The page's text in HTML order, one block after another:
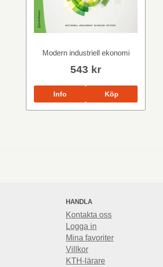
Modern industriell ekonomi
543 kr
Info Köp
HANDLA
Kontakta oss
Logga in
Mina favoriter
Villkor
KTH-lärare